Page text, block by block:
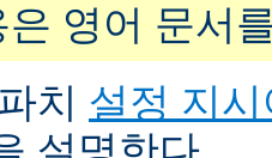
은 영어 문서
치 설정 지시